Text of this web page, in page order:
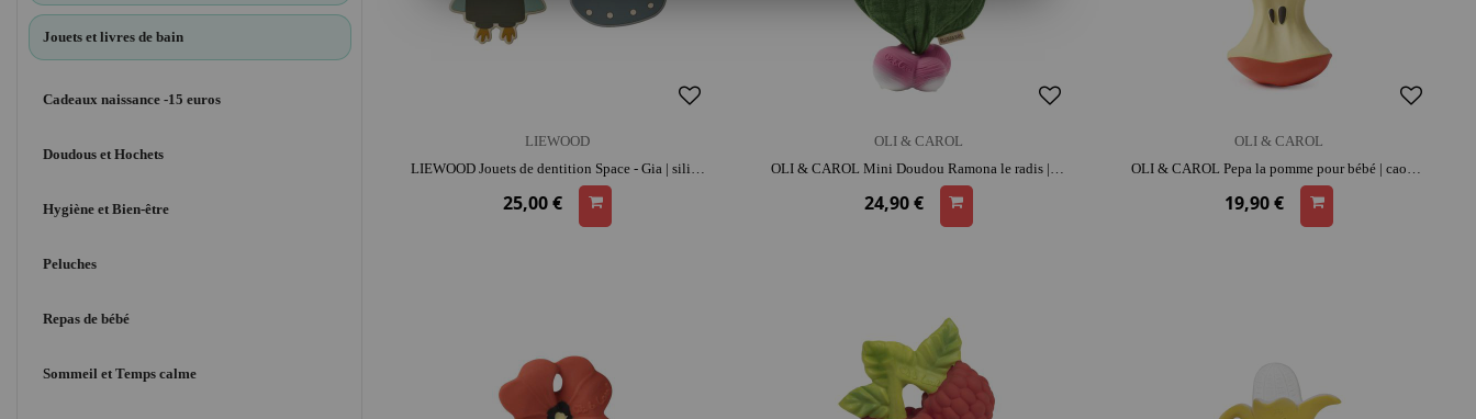
Jouets et livres de bain
Cadeaux naissance -15 euros
Doudous et Hochets
Hygiène et Bien-être
Peluches
Repas de bébé
Sommeil et Temps calme
LIEWOOD
LIEWOOD Jouets de dentition Space - Gia | silicone | entretien facile | 1er âge
25,00 €
OLI & CAROL
OLI & CAROL Mini Doudou Ramona le radis | latex | dès la naissance | dentition | moment détente et complicité
24,90 €
OLI & CAROL
OLI & CAROL Pepa la pomme pour bébé | caoutchouc | dès la naissance | dentition | moment détente et complicité
19,90 €